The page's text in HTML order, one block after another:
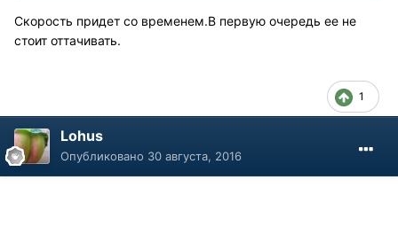
Скорость придет со временем.В первую очередь ее не
стоит оттачивать.
1
Lohus
Опубликовано 30 августа, 2016